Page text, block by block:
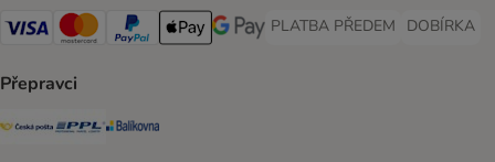
Visa Payment Method
Mastercard Payment Method
PayPal Payment Method
Apple pay Payment Method
GooglePay Payment Method
PLATBA PŘEDEM
PLATBA PŘEDEM Payment
DOBÍRKA
DOBÍRKA
Přepravci
Česká pošta Shipping Method
PPL Shipping Method
Balíkovna Shipping Method